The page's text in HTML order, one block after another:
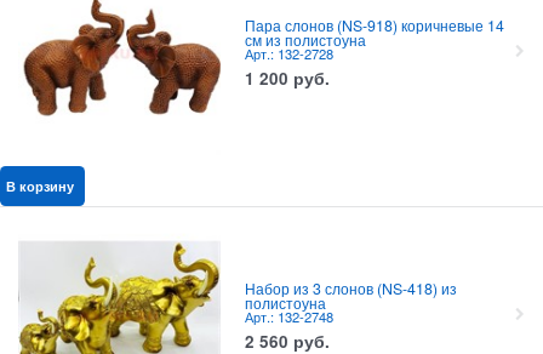
Пара слонов (NS-918) коричневые 14
см из полистоуна
Арт.: 132-2728
1 200 руб.
В корзину
Набор из 3 слонов (NS-418) из
полистоуна
Арт.: 132-2748
2 560 руб.